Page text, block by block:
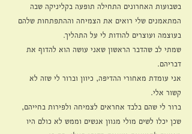
בשבועות האחרונים התחילה תופעה בקליניקה שבה
המתאמנים שלי רואים את הצמיחה וההתפתחות שלהם
בעוצמה ועוצרים להודות לי על התהליך.
שמתי לב שהדבר הראשון שאני עושה הוא להדוף את
דבריהם.
אני עומדת מאחורי ההדיפה, כיוון וברור לי שזה לא
קשור אלי.
ברור לי שהם בלבד אחראים לצמיחה ולפירות בחייהם,
שכן יכלו לשים מולי מגוון אנשים וממש לא כולם היו